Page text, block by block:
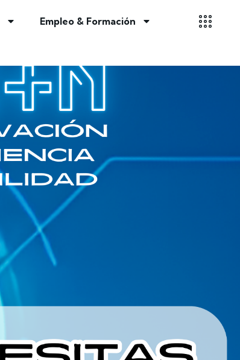
Empleo & Formación